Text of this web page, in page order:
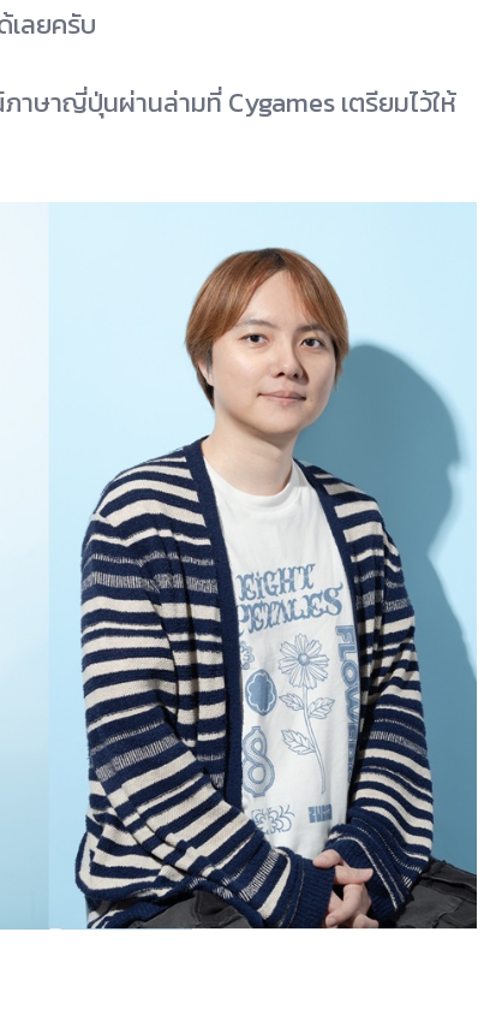
เลยครับ
ษาญี่ปุ่นผ่านล่ามที่ Cygames เตรียมไว้ให้